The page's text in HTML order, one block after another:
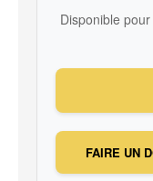
Disponible
FAIRE UN